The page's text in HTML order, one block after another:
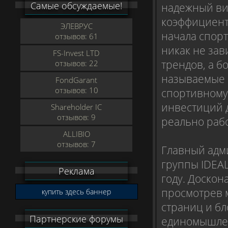
Самые обсуждаемые!
ЭЛЕВРУС
отзывов: 61
FS-Invest LTD
отзывов: 22
FondGarant
отзывов: 10
Shareholder IC
отзывов: 9
ALLIBIO
отзывов: 7
Реклама
купить здесь баннер
Партнерские форумы
надежный
начала
никак не
трендов, а
называемые
инвестиций
реально
Главный
группы
году.
просмотрев
страниц и